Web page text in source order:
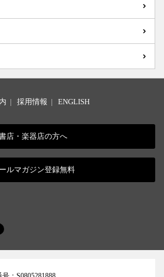
| 採用情報 | ENGLISH
店・楽器店の方へ
ルマガジン登録無料